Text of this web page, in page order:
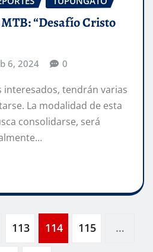
“Desafío Cristo
6, 2024 0
tendrán varias
La modalidad de esta
consolidarse, será
113 114 115 …